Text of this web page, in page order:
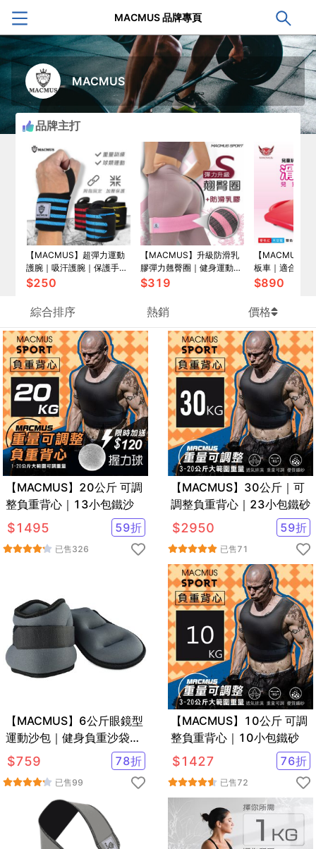
MACMUS 品牌專頁
MACMUS
品牌主打
【MACMUS】超彈力運動
護腕｜吸汗護腕｜保護手腕
避免手腕大動作活動｜隨時
$250
【MACMUS】升級防滑乳
膠彈力翹臀圈｜健身運動、
深蹲、瑜珈｜阻力圈虐臀圈
$319
【MACMUS】
板車｜適合3-
兩入裝
$890
綜合排序 熱銷 價格
【MACMUS】20公斤 可調
整負重背心｜13小包鐵沙
$1495 59折
已售326
【MACMUS】30公斤｜可
調整負重背心｜23小包鐵砂
$2950 59折
已售71
【MACMUS】6公斤眼鏡型
運動沙包｜健身負重沙袋｜
可綁手腕腳踝復健沙包｜多
色可選
$759 78折
已售99
【MACMUS】10公斤 可調
整負重背心｜10小包鐵砂
$1427 76折
已售72